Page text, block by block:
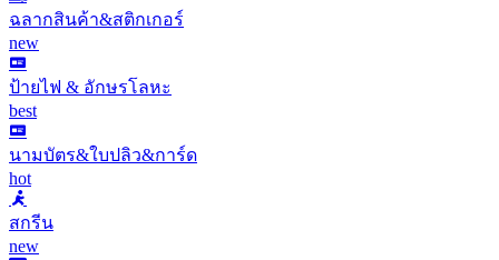
ฉลากสินค้า&สติกเกอร์
new
ป้ายไฟ & อักษรโลหะ
best
นามบัตร&ใบปลิว&การ์ด
hot
สกรีน
new